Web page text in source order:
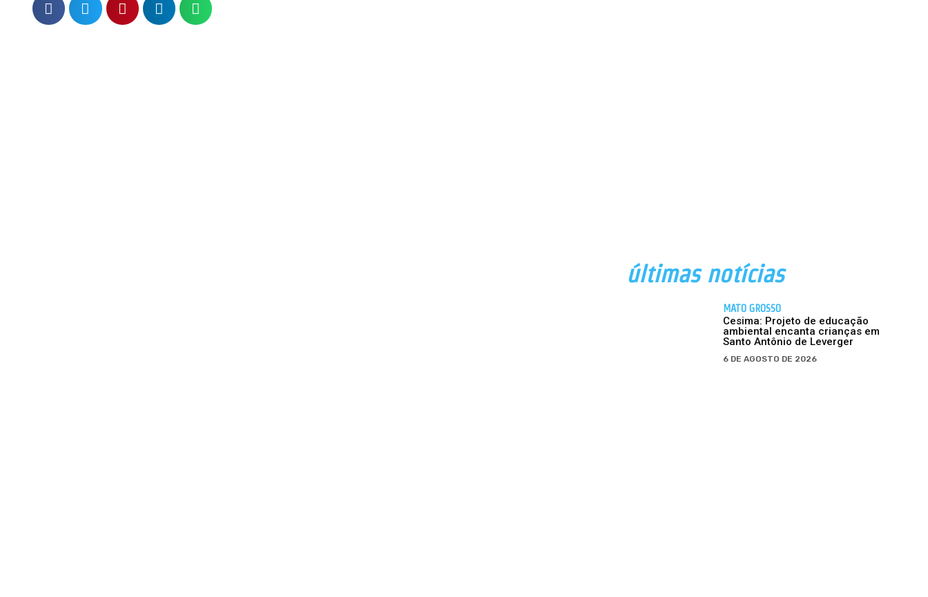
últimas notícias
MATO GROSSO
Cesima: Projeto de educação
ambiental encanta crianças em
Santo Antônio de Leverger
6 DE AGOSTO DE 2026